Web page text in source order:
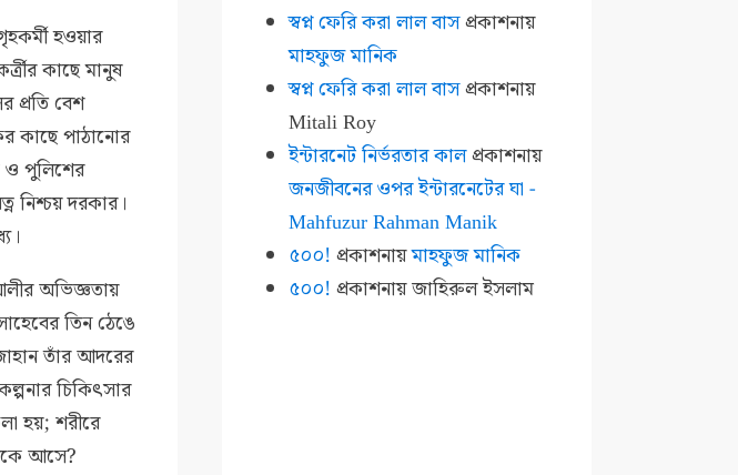
হওয়ার
কাছে মানুষ
প্রতি বেশ
কাছে পাঠানোর
ও পুলিশের
নিশ্চয় দরকার।
অভিজ্ঞতায়
তিন ঠেঙে
তাঁর আদরের
চিকিৎসার
হয়; শরীরে
আসে?
স্বপ্ন ফেরি করা লাল বাসপ্রকাশনায়
মাহফুজ মানিক
স্বপ্ন ফেরি করা লাল বাসপ্রকাশনায়
Mitali Roy
ইন্টারনেট নির্ভরতার কালপ্রকাশনায়
জনজীবনের ওপর ইন্টারনেটের ঘা -
Mahfuzur Rahman Manik
৫০০! প্রকাশনায়মাহফুজ মানিক
৫০০! প্রকাশনায়জাহিরুল ইসলাম